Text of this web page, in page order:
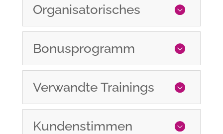
Organisatorisches
Bonusprogramm
Verwandte Trainings
Kundenstimmen